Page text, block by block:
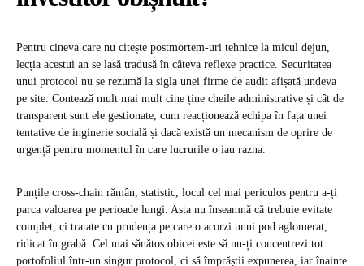
Pentru cineva care nu citește postmortem-uri tehnice la micul dejun,
lecția acestui an se lasă tradusă în câteva reflexe practice. Securitatea
unui protocol nu se rezumă la sigla unei firme de audit afișată undeva
pe site. Contează mult mai mult cine ține cheile administrative și cât de
transparent sunt ele gestionate, cum reacționează echipa în fața unei
tentative de inginerie socială și dacă există un mecanism de oprire de
urgență pentru momentul în care lucrurile o iau razna.
Punțile cross-chain rămân, statistic, locul cel mai periculos pentru a-ți
parca valoarea pe perioade lungi. Asta nu înseamnă că trebuie evitate
complet, ci tratate cu prudența pe care o acorzi unui pod aglomerat,
ridicat în grabă. Cel mai sănătos obicei este să nu-ți concentrezi tot
portofoliul într-un singur protocol, ci să împrăștii expunerea, iar înainte